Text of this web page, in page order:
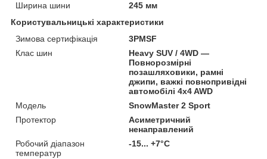
Ширина шини
245 мм
Користувальницькі характеристики
Зимова сертифікація
3PMSF
Клас шин
Heavy SUV / 4WD —
Повнорозмірні
позашляховики, рамні
джипи, важкі повнопривідні
автомобілі 4x4 AWD
Мoдель
SnowMaster 2 Sport
Протектор
Асиметричний
ненаправлений
Робочий діапазон
температур
-15... +7°C